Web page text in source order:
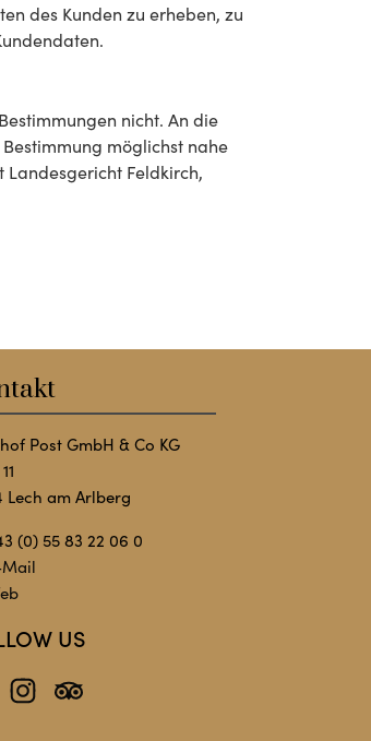
des Kunden zu erheben, zu
nicht. An die
möglichst nahe
Landesgericht Feldkirch,
Post GmbH & Co KG
Lech am Arlberg
(0) 55 83 22 06 0
Mail
US
InstagramTripadvisor